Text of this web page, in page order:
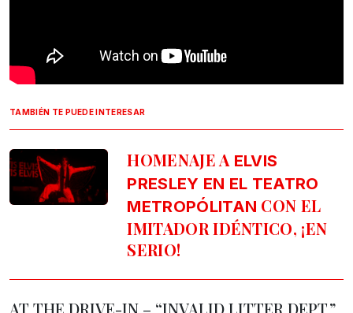
TAMBIÉN TE PUEDE INTERESAR
HOMENAJE AELVIS
PRESLEY EN EL TEATRO
METROPÓLITAN CON EL
IMITADOR IDÉNTICO, ¡EN
SERIO!